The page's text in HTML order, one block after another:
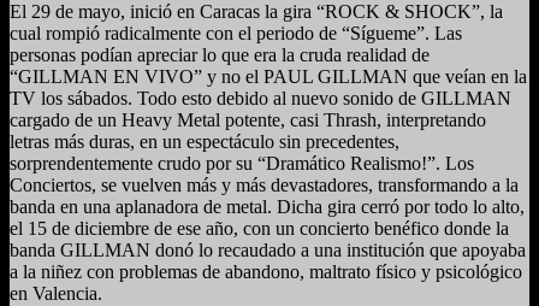
El 29 de mayo, inició en Caracas la gira “ROCK & SHOCK”, la
cual rompió radicalmente con el periodo de “Sígueme”. Las
personas podían apreciar lo que era la cruda realidad de
“GILLMAN EN VIVO” y no el PAUL GILLMAN que veían en la
TV los sábados. Todo esto debido al nuevo sonido de GILLMAN
cargado de un Heavy Metal potente, casi Thrash, interpretando
letras más duras, en un espectáculo sin precedentes,
sorprendentemente crudo por su “Dramático Realismo!”. Los
Conciertos, se vuelven más y más devastadores, transformando a la
banda en una aplanadora de metal. Dicha gira cerró por todo lo alto,
el 15 de diciembre de ese año, con un concierto benéfico donde la
banda GILLMAN donó lo recaudado a una institución que apoyaba
a la niñez con problemas de abandono, maltrato físico y psicológico
en Valencia.